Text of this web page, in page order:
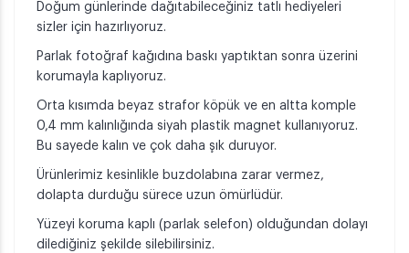
Doğum günlerinde dağıtabileceğiniz tatlı hediyeleri
sizler için hazırlıyoruz.
Parlak fotoğraf kağıdına baskı yaptıktan sonra üzerini
korumayla kaplıyoruz.
Orta kısımda beyaz strafor köpük ve en altta komple
0,4 mm kalınlığında siyah plastik magnet kullanıyoruz.
Bu sayede kalın ve çok daha şık duruyor.
Ürünlerimiz kesinlikle buzdolabına zarar vermez,
dolapta durduğu sürece uzun ömürlüdür.
Yüzeyi koruma kaplı (parlak selefon) olduğundan dolayı
dilediğiniz şekilde silebilirsiniz.